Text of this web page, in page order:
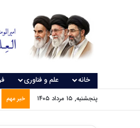
خانه علم و فناوری
پنجشنبه, ۱۵ مرداد ۱۴۰۵ خبر مهم